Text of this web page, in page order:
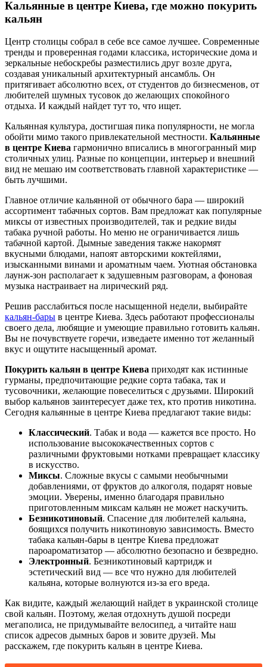
Кальянные в центре Киева, где можно покурить
кальян
Центр столицы собрал в себе все самое лучшее. Современные
тренды и проверенная годами классика, исторические дома и
зеркальные небоскребы разместились друг возле друга,
создавая уникальный архитектурный ансамбль. Он
притягивает абсолютно всех, от студентов до бизнесменов, от
любителей шумных тусовок до желающих спокойного
отдыха. И каждый найдет тут то, что ищет.
Кальянная культура, достигшая пика популярности, не могла
обойти мимо такого привлекательной местности. Кальянные
в центре Киева гармонично вписались в многогранный мир
столичных улиц. Разные по концепции, интерьер и внешний
вид не мешаю им соответствовать главной характеристике —
быть лучшими.
Главное отличие кальянной от обычного бара — широкий
ассортимент табачных сортов. Вам предложат как популярные
миксы от известных производителей, так и редкие виды
табака ручной работы. Но меню не ограничивается лишь
табачной картой. Дымные заведения также накормят
вкусными блюдами, напоят авторскими коктейлями,
изысканными винами и ароматным чаем. Уютная обстановка
лаунж-зон располагает к задушевным разговорам, а фоновая
музыка настраивает на лирический ряд.
Решив расслабиться после насыщенной недели, выбирайте
кальян-бары в центре Киева. Здесь работают профессионалы
своего дела, любящие и умеющие правильно готовить кальян.
Вы не почувствуете горечи, изведаете именно тот желанный
вкус и ощутите насыщенный аромат.
Покурить кальян в центре Киева приходят как истинные
гурманы, предпочитающие редкие сорта табака, так и
тусовочники, желающие повеселиться с друзьями. Широкий
выбор кальянов заинтересует даже тех, кто против никотина.
Сегодня кальянные в центре Киева предлагают такие виды:
Классический. Табак и вода — кажется все просто. Но
использование высококачественных сортов с
различными фруктовыми нотками превращает классику
в искусство.
Миксы. Сложные вкусы с самыми необычными
добавлениями, от фруктов до алкоголя, подарят новые
эмоции. Уверены, именно благодаря правильно
приготовленным миксам кальян не может наскучить.
Безникотиновый. Спасение для любителей кальяна,
боящихся получить никотиновую зависимость. Вместо
табака кальян-бары в центре Киева предложат
пароароматизатор — абсолютно безопасно и безвредно.
Электронный. Безникотиновый картридж и
эстетический вид — все что нужно для любителей
кальяна, которые волнуются из-за его вреда.
Как видите, каждый желающий найдет в украинской столице
свой кальян. Поэтому, желая отдохнуть душой посреди
мегаполиса, не придумывайте велосипед, а читайте наш
список адресов дымных баров и зовите друзей. Мы
расскажем, где покурить кальян в центре Киева.